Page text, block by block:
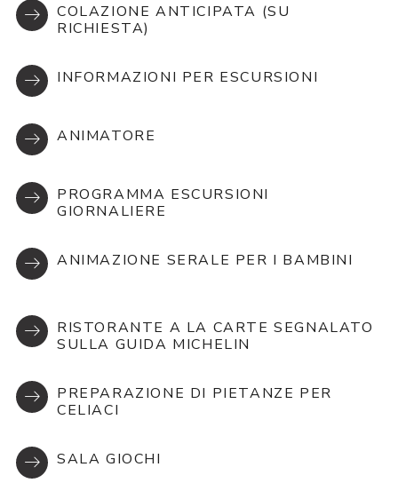
COLAZIONE ANTICIPATA (SU
RICHIESTA)
INFORMAZIONI PER ESCURSIONI
ANIMATORE
PROGRAMMA ESCURSIONI
GIORNALIERE
ANIMAZIONE SERALE PER I BAMBINI
RISTORANTE A LA CARTE SEGNALATO
SULLA GUIDA MICHELIN
PREPARAZIONE DI PIETANZE PER
CELIACI
SALA GIOCHI